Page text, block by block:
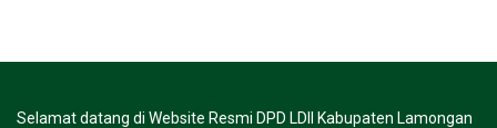
Selamat datang di Website Resmi DPD LDII Kabupaten Lamongan